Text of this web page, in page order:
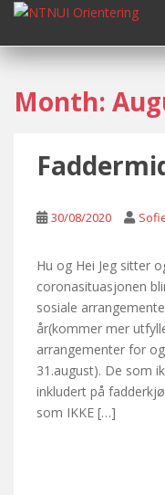
i
Month:
30/08/2020
Hu og Hei Jeg sitter
coronasituasjonen
sosiale
år(kommer mer
arrangementer for
31.august). De som
inkludert på
som IKKE […]